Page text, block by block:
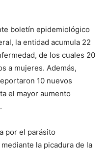
boletín epidemiológico
la entidad acumula 22
de los cuales 20
a mujeres. Además,
10 nuevos
el mayor aumento
por el parásito
la picadura de la